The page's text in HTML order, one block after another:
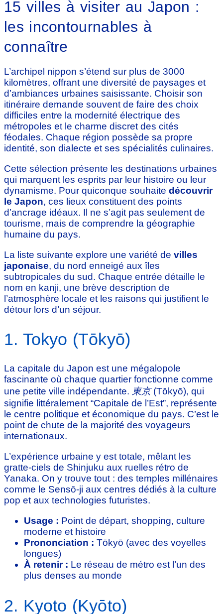
15 villes à visiter au Japon :
les incontournables à
connaître
L’archipel nippon s’étend sur plus de 3000
kilomètres, offrant une diversité de paysages et
d’ambiances urbaines saisissante. Choisir son
itinéraire demande souvent de faire des choix
difficiles entre la modernité électrique des
métropoles et le charme discret des cités
féodales. Chaque région possède sa propre
identité, son dialecte et ses spécialités culinaires.
Cette sélection présente les destinations urbaines
qui marquent les esprits par leur histoire ou leur
dynamisme. Pour quiconque souhaite découvrir
le Japon, ces lieux constituent des points
d’ancrage idéaux. Il ne s’agit pas seulement de
tourisme, mais de comprendre la géographie
humaine du pays.
La liste suivante explore une variété de villes
japonaise, du nord enneigé aux îles
subtropicales du sud. Chaque entrée détaille le
nom en kanji, une brève description de
l’atmosphère locale et les raisons qui justifient le
détour lors d’un séjour.
1. Tokyo (Tōkyō)
La capitale du Japon est une mégalopole
fascinante où chaque quartier fonctionne comme
une petite ville indépendante. 東京(Tōkyō), qui
signifie littéralement “Capitale de l’Est”, représente
le centre politique et économique du pays. C’est le
point de chute de la majorité des voyageurs
internationaux.
L’expérience urbaine y est totale, mêlant les
gratte-ciels de Shinjuku aux ruelles rétro de
Yanaka. On y trouve tout : des temples millénaires
comme le Sensō-ji aux centres dédiés à la culture
pop et aux technologies futuristes.
Usage : Point de départ, shopping, culture
moderne et histoire
Prononciation : Tōkyō (avec des voyelles
longues)
À retenir : Le réseau de métro est l’un des
plus denses au monde
2. Kyoto (Kyōto)